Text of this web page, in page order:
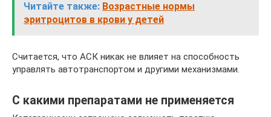
Читайте также: Возрастные нормы
эритроцитов в крови у детей
Считается, что АСК никак не влияет на способность
управлять автотранспортом и другими механизмами.
С какими препаратами не применяется